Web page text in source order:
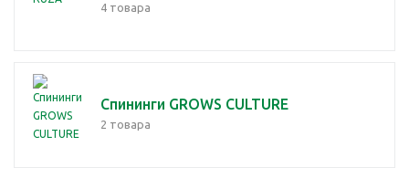
4 товара
Спининги GROWS CULTURE
2 товара